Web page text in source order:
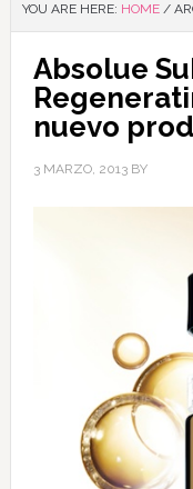
YOU ARE HERE: HOME /
Absolue
nuevo
3 MARZO, 2013BY